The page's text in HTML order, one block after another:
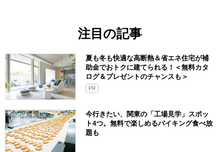
注目の記事
夏も冬も快適な高断熱＆省エネ住宅が補
助金でおトクに建てられる！＜無料カタ
ログ＆プレゼントのチャンスも＞
PR
今行きたい、関東の「工場見学」スポッ
ト4つ。無料で楽しめるバイキング食べ放
題も